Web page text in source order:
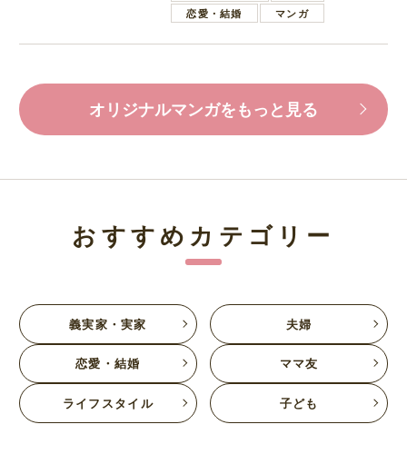
恋愛・結婚
マンガ
オリジナルマンガをもっと見る
おすすめカテゴリー
義実家・実家 夫婦
恋愛・結婚 ママ友
ライフスタイル 子ども